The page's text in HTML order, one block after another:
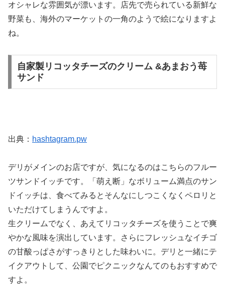
オシャレな雰囲気が漂います。店先で売られている新鮮な
野菜も、海外のマーケットの一角のようで絵になりますよ
ね。
自家製リコッタチーズのクリーム &あまおう苺
サンド
出典： hashtagram.pw
デリがメインのお店ですが、気になるのはこちらのフルー
ツサンドイッチです。「萌え断」なボリューム満点のサン
ドイッチは、食べてみるとそんなにしつこくなくペロリと
いただけてしまうんですよ。
生クリームでなく、あえてリコッタチーズを使うことで爽
やかな風味を演出しています。さらにフレッシュなイチゴ
の甘酸っぱさがすっきりとした味わいに。デリと一緒にテ
イクアウトして、公園でピクニックなんてのもおすすめで
すよ。